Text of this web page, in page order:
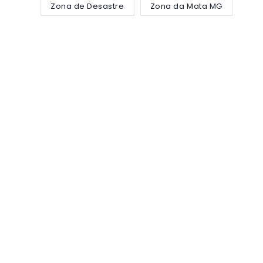
Zona de Desastre Zona da Mata MG